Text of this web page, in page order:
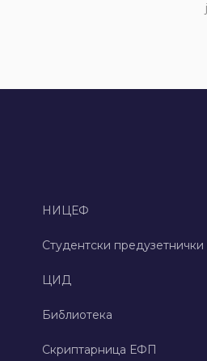
НИЦЕФ
Студентски предузетнички
ЦИД
Библиотека
Скриптарница ЕФП